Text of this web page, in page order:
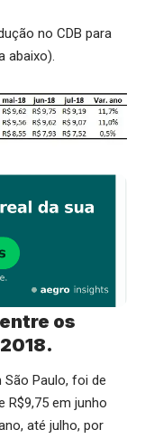
no CDB para
abaixo).
os
Paulo, foi de
R$9,75 em junho
até julho, por